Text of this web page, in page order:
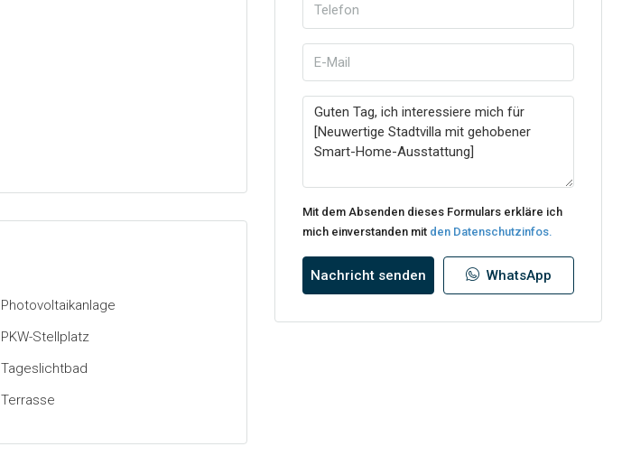
Photovoltaikanlage
PKW-Stellplatz
Tageslichtbad
Terrasse
Mit dem Absenden dieses Formulars erkläre ich
mich einverstanden mit den Datenschutzinfos.
Nachricht senden WhatsApp